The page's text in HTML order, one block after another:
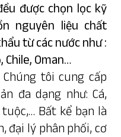
được chọn lọc kỹ
nguyên liệu chất
từ các nước như :
Chile, Oman…
Chúng tôi cung cấp
đa dạng như: Cá,
Bất kể bạn là
đại lý phân phối, cơ